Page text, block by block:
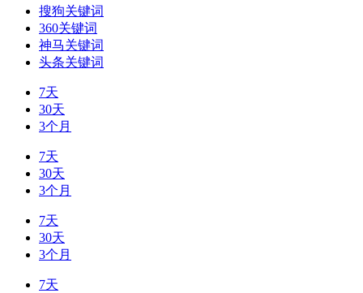
搜狗关键词
360关键词
神马关键词
头条关键词
7天
30天
3个月
7天
30天
3个月
7天
30天
3个月
7天